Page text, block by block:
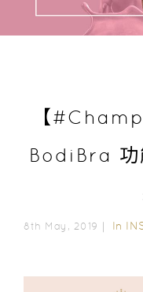
【
BodiBra 功
8th May, 2019｜ In